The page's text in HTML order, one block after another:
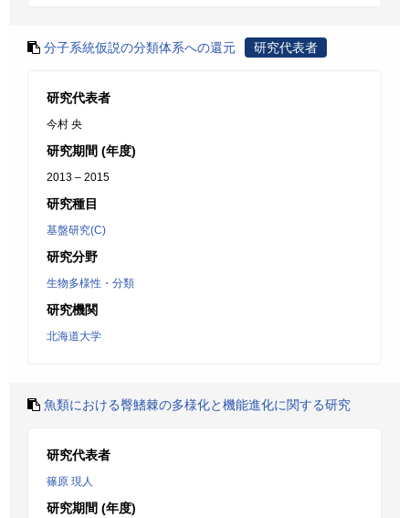
分子系統仮説の分類体系への還元 研究代表者
研究代表者
今村 央
研究期間 (年度)
2013 – 2015
研究種目
基盤研究(C)
研究分野
生物多様性・分類
研究機関
北海道大学
魚類における臀鰭棘の多様化と機能進化に関する研究
研究代表者
篠原 現人
研究期間 (年度)